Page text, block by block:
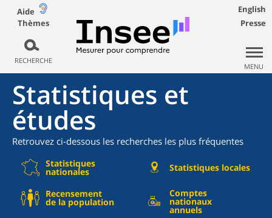
Aide
Thèmes
RECHERCHE
English
Presse
MENU
Statistiques et
études
Retrouvez ci-dessous les recherches les plus fréquentes
Statistiques
nationales Statistiques locales
Recensement
de la population
Comptes
nationaux
annuels